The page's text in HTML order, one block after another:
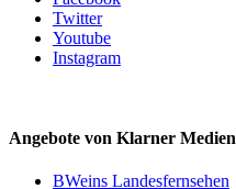
Twitter
Youtube
Instagram
Angebote von Klarner Medien
BWeins Landesfernsehen